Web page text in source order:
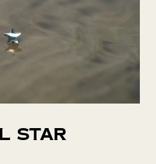
star